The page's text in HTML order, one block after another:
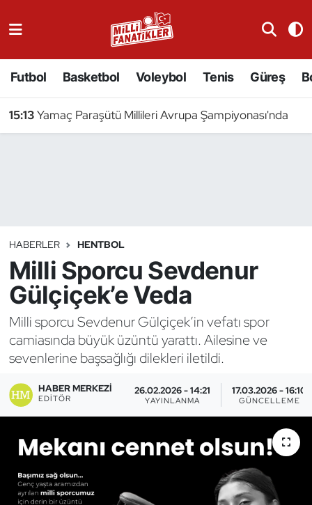
Futbol Basketbol Voleybol Tenis Güreş
15:13Yamaç Paraşütü Millileri Avrupa Şampiyonası'nda
HABERLER HENTBOL
Milli Sporcu Sevdenur
Gülçiçek’e Veda
Milli sporcu Sevdenur Gülçiçek’in vefatı spor
camiasında büyük üzüntü yarattı. Ailesine ve
sevenlerine başsağlığı dilekleri iletildi.
HABER MERKEZI
EDITÖR
26.02.2026 - 14:21
YAYINLANMA
17.03.2026 - 16:10
GÜNCELLEME
Badminton
Binicilik
Bisiklet
Bocce Bowling Dart
Buz Hokeyi
Buz Pateni